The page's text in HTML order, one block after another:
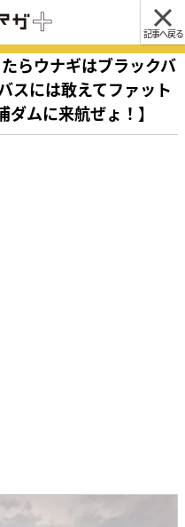
記事へ戻る
らウナギはブラックバ
スには敢えてファット
ムに来航ぜょ！】